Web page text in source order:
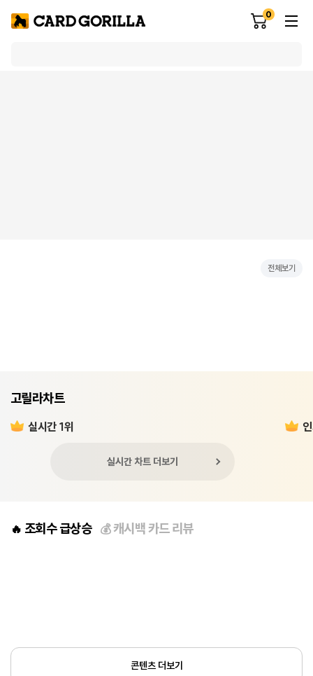
0
전체보기
고릴라차트
실시간 1위
실시간 차트 더보기
🔥 조회수 급상승 💰캐시백 카드 리뷰
콘텐츠 더보기